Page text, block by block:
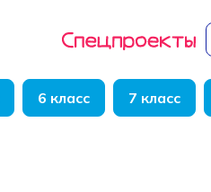
6 класс 7 класс